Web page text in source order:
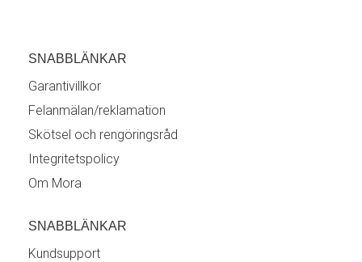
SNABBLÄNKAR
Garantivillkor
Felanmälan/reklamation
Skötsel och rengöringsråd
Integritetspolicy
Om Mora
SNABBLÄNKAR
Kundsupport